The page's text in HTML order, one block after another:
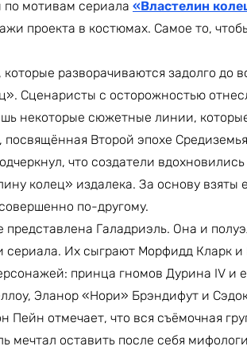
мотивам сериала «Властелин
проекта в костюмах. Самое то,
разворачиваются задолго до
Сценаристы с осторожностью
некоторые сюжетные линии,
посвящённая Второй эпохе
что создатели
колец» издалека. За основу взяты
по-другому.
представлена Галадриэль. Она и
сериала. Их сыграют Морфидд Кларк
принца гномов Дурина IV и
Эланор «Нори» Брэндифут и
отмечает, что вся съёмочная
мечтал оставить после себя